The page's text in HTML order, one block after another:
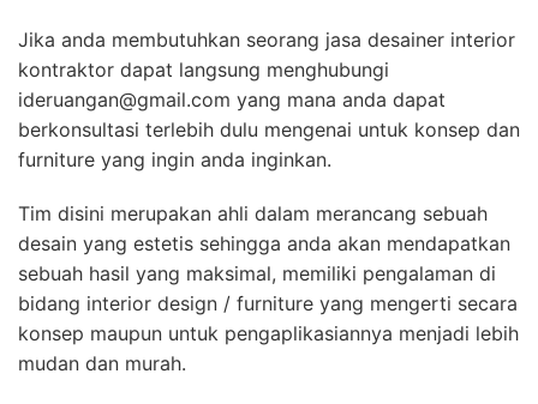
Jika anda membutuhkan seorang jasa desainer interior
kontraktor dapat langsung menghubungi
ideruangan@gmail.com yang mana anda dapat
berkonsultasi terlebih dulu mengenai untuk konsep dan
furniture yang ingin anda inginkan.
Tim disini merupakan ahli dalam merancang sebuah
desain yang estetis sehingga anda akan mendapatkan
sebuah hasil yang maksimal, memiliki pengalaman di
bidang interior design / furniture yang mengerti secara
konsep maupun untuk pengaplikasiannya menjadi lebih
mudan dan murah.